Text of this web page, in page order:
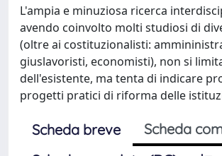
L'ampia e minuziosa ricerca
avendo coinvolto molti studiosi di
(oltre ai costituzionalisti:
giuslavoristi, economisti), non si
dell'esistente, ma tenta di indicare
progetti pratici di riforma delle
Scheda breve
Scheda